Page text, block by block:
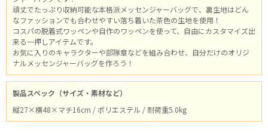
頑丈でたっぷり収納可能な本格派メッセンジャーバッグで、裏生地はどん
なファッションでも合わせやすい落ち着いた茶色の生地を使用！
コスパの脱着式ワッペンや自作のワッペンを使って、自由にカスタマイズ出
来る一押しアイテムです。
お気に入りのキャラクターや部隊章などを組み合わせ、自分だけのオリジ
ナルメッセンジャーバッグを作ろう！
製品スペック（サイズ・素材など）
縦27×横48×マチ16cm / ポリエステル / 耐荷重5.0kg